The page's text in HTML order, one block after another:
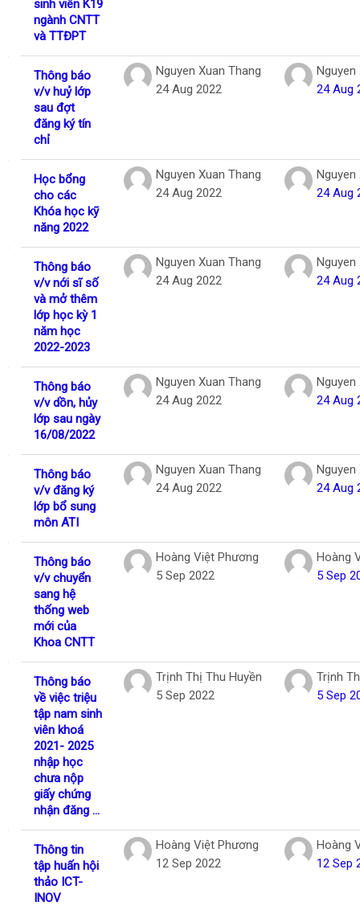
sinh viên K19
ngành CNTT
và TTĐPT
Thông báo
v/v huỷ lớp
sau đợt
đăng ký tín
chỉ
Nguyen Xuan Thang
24 Aug 2022
Nguyen
24 Aug
Học bổng
cho các
Khóa học kỹ
năng 2022
Nguyen Xuan Thang
24 Aug 2022
Nguyen
24 Aug
Thông báo
v/v nới sĩ số
và mở thêm
lớp học kỳ 1
năm học
2022-2023
Nguyen Xuan Thang
24 Aug 2022
Nguyen
24 Aug
Thông báo
v/v dồn, hủy
lớp sau ngày
16/08/2022
Nguyen Xuan Thang
24 Aug 2022
Nguyen
24 Aug
Thông báo
v/v đăng ký
lớp bổ sung
môn ATI
Nguyen Xuan Thang
24 Aug 2022
Nguyen
24 Aug
Thông báo
v/v chuyển
sang hệ
thống web
mới của
Khoa CNTT
Hoàng Việt Phương
5 Sep 2022
Hoàng
5 Sep
Thông báo
về việc triệu
tập nam sinh
viên khoá
2021- 2025
nhập học
chưa nộp
giấy chứng
nhận đăng ...
Trịnh Thị Thu Huyền
5 Sep 2022
Trịnh
5 Sep
Thông tin
tập huấn hội
thảo ICT-
INOV
Hoàng Việt Phương
12 Sep 2022
Hoàng
12 Sep